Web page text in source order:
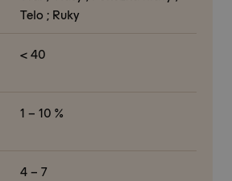
Telo ; Ruky
< 40
1 – 10 %
4 – 7